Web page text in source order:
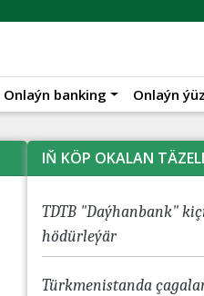
Onlaýn banking Onlaýn
IŇ KÖP OKALAN
TDTB "Daýhanbank"
hödürleýär
Türkmenistanda